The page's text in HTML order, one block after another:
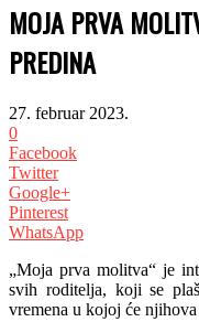
MOJA PRVA
PREDINA
27. februar 2023.
0
Facebook
Twitter
Google+
Pinterest
WhatsApp
„Moja prva molitva“ je
svih roditelja, koji se
vremena u kojoj će